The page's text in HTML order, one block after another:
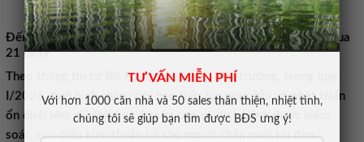
TƯ VẤN MIỄN PHÍ
Với hơn 1000 căn nhà và 50 sales thân thiện, nhiệt tình,
chúng tôi sẽ giúp bạn tìm được BĐS ưng ý!
Đến 20/3, cả nước còn hơn 80 ổ dịch tả heo châu Phi chưa qua
21 ngày
Theo thông tin từ Bộ Nông nghiệp và Môi trường, trong quý
I/2026, tình hình chăn nuôi heo tiếp tục phục hồi và phát triển
ổn định nhờ giá thịt heo ở mức cao và dịch bệnh được kiểm
soát, tạo điều kiện thuận lợi cho người chăn nuôi tái đàn.